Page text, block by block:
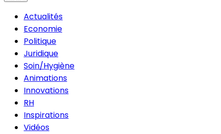
Actualités
Economie
Politique
Juridique
Soin/Hygiène
Animations
Innovations
RH
Inspirations
Vidéos